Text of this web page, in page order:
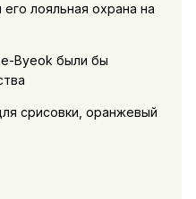
лояльная охрана на
Byeok были бы
срисовки, оранжевый